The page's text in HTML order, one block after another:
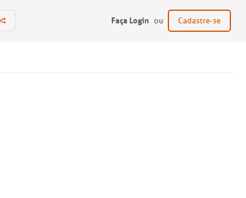
Faça Login ou Cadastre-se